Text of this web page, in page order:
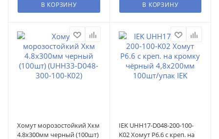
В КОРЗИНУ В КОРЗИНУ
Хомут морозостойкий Хкм
4.8х300мм черный (100шт)
IEK UHH17-D048-200-100-
K02 Хомут P6.6 с креп. на